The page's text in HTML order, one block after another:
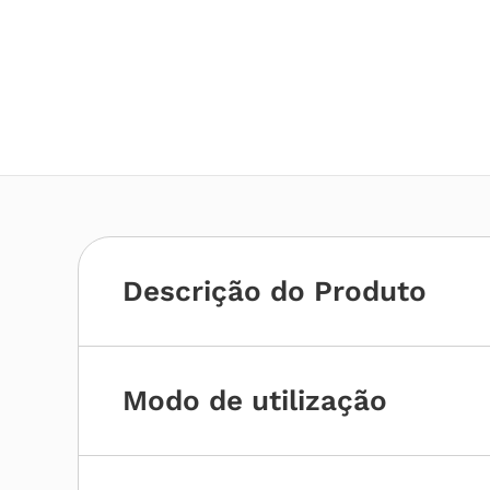
Descrição do Produto
Modo de utilização